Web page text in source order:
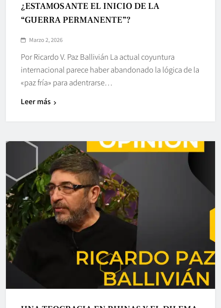
¿ESTAMOS ANTE EL INICIO DE LA
“GUERRA PERMANENTE”?
Marzo 2, 2026
Por Ricardo V. Paz Ballivián La actual coyuntura
internacional parece haber abandonado la lógica de la
«paz fría» para adentrarse…
Leer más